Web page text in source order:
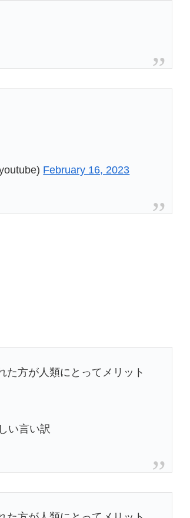
February 16, 2023
た方が人類にとってメリット
い言い訳